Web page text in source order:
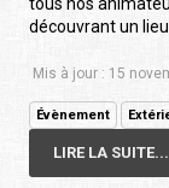
tous nos
découvrant un
Mis à jour : 15
Évènement
LIRE LA SUITE...